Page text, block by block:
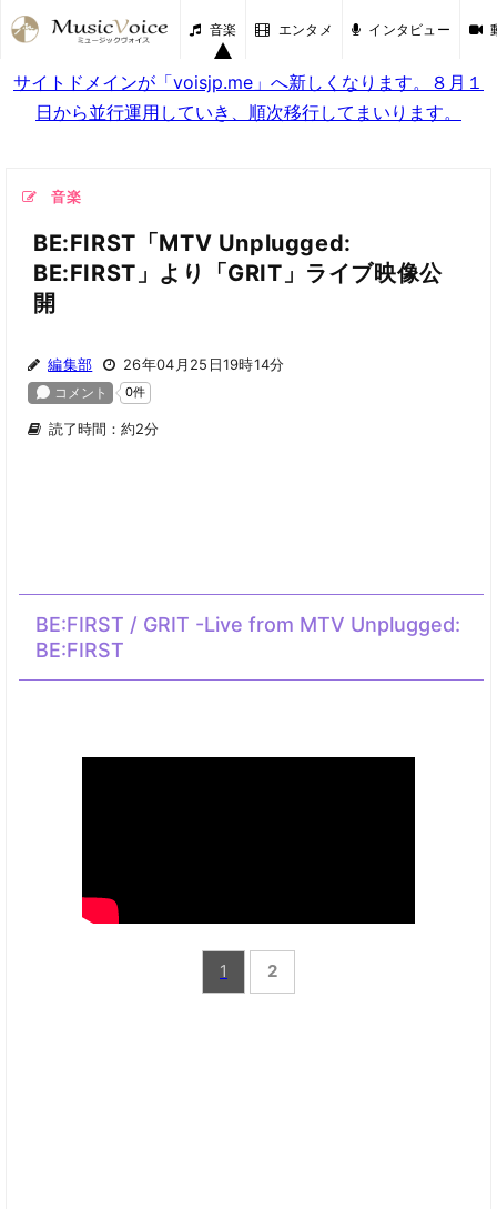
音楽 エンタメ インタビュー
サイトドメインが「voisjp.me」へ新しくなります。８月１
日から並行運用していき、順次移行してまいります。
音楽
BE:FIRST「MTV Unplugged:
BE:FIRST」より「GRIT」ライブ映像公
開
編集部 26年04月25日19時14分
読了時間：約2分
BE:FIRST / GRIT -Live from MTV Unplugged:
BE:FIRST
1 2